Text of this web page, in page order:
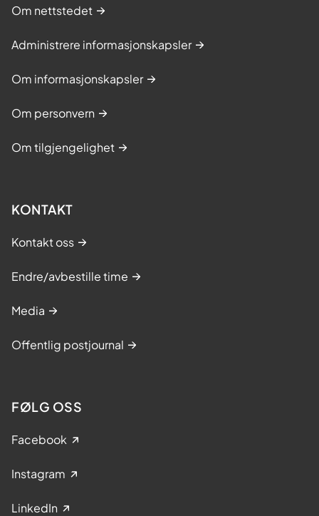
Om nettstedet
Administrere informasjonskapsler
Om informasjonskapsler
Om personvern
Om tilgjengelighet
KONTAKT
Kontakt oss
Endre/avbestille time
Media
Offentlig postjournal
FØLG OSS
Facebook
Instagram
LinkedIn